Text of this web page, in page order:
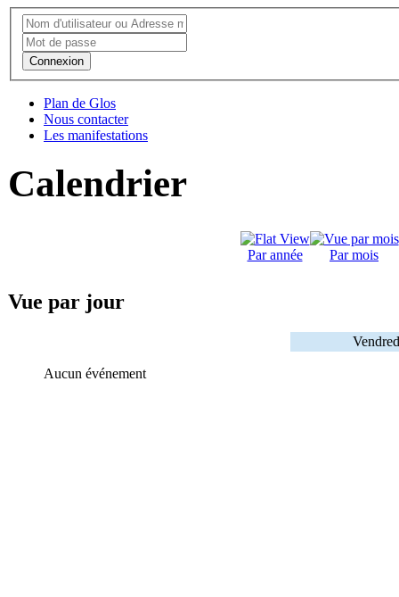
Connexion
Plan de Glos
Nous contacter
Les manifestations
Calendrier
Par année Par mois
Vue par jour
Aucun événement